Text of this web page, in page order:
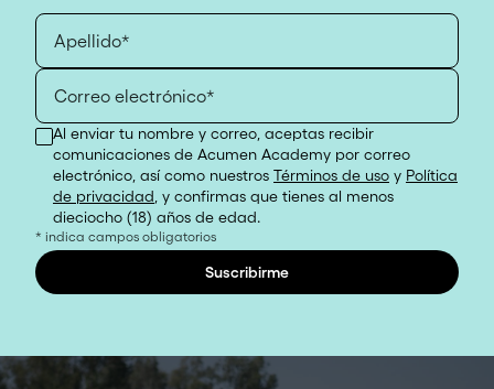
Apellido*
Correo electrónico*
Al enviar tu nombre y correo, aceptas recibir
comunicaciones de Acumen Academy por correo
electrónico, así como nuestros Términos de uso y Política
de privacidad , y confirmas que tienes al menos
dieciocho (18) años de edad.
* indica campos obligatorios
Suscribirme